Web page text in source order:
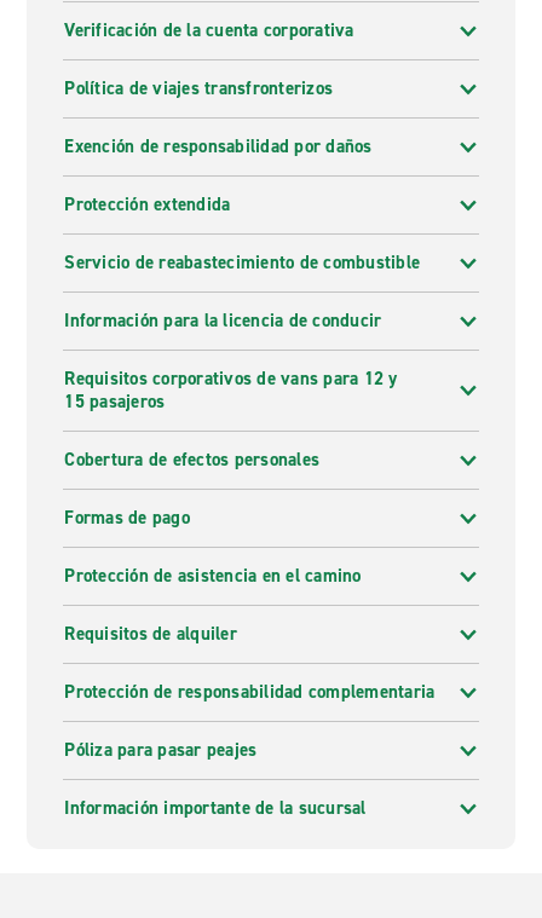
Verificación de la cuenta corporativa
Política de viajes transfronterizos
Exención de responsabilidad por daños
Protección extendida
Servicio de reabastecimiento de combustible
Información para la licencia de conducir
Requisitos corporativos de vans para 12 y
15 pasajeros
Cobertura de efectos personales
Formas de pago
Protección de asistencia en el camino
Requisitos de alquiler
Protección de responsabilidad complementaria
Póliza para pasar peajes
Información importante de la sucursal